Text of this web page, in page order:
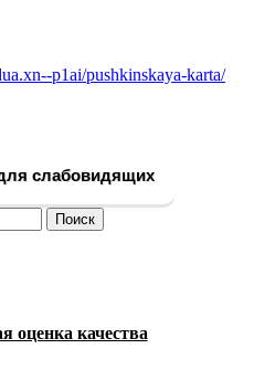
p1ai/pushkinskaya-karta/
слабовидящих
оценка качества